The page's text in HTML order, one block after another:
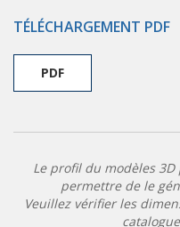
TÉLÉCHARGEMENT PDF
PDF
Le profil du modèles
permettre de le
Veuillez vérifier les